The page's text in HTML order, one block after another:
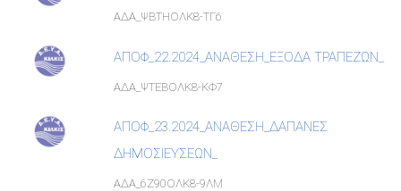
ΑΔΑ_ΨΒΤΗΟΛΚ8-ΤΓ6
ΑΠΟΦ_22.2024_ΑΝΑΘΕΣΗ_ΕΞΟΔΑ ΤΡΑΠΕΖΩΝ_
ΑΔΑ_ΨΤΕΒΟΛΚ8-ΚΦ7
ΑΠΟΦ_23.2024_ΑΝΑΘΕΣΗ_ΔΑΠΑΝΕΣ
ΔΗΜΟΣΙΕΥΣΕΩΝ_
ΑΔΑ_6Ζ90ΟΛΚ8-9ΛΜ